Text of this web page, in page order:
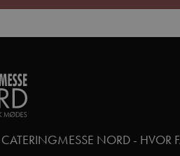
NORD - HVOR